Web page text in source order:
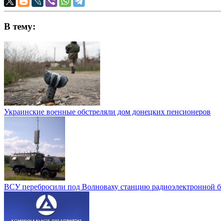
В тему:
Украинские военные обстреляли дом донецких пенсионеров
ВСУ перебросили под Волноваху станцию радиоэлектронной